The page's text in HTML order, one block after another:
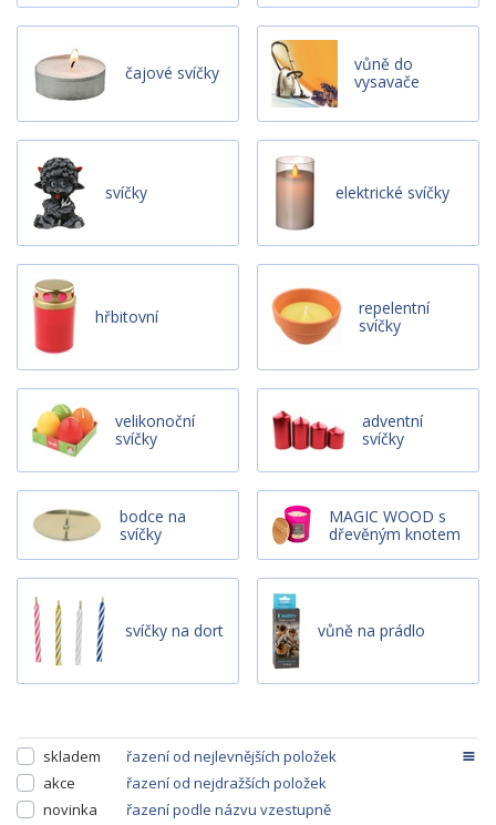
čajové svíčky
vůně do
vysavače
svíčky elektrické svíčky
hřbitovní
repelentní
svíčky
velikonoční
svíčky
adventní
svíčky
bodce na
svíčky
MAGIC WOOD s
dřevěným knotem
svíčky na dort vůně na prádlo
skladem
akce
novinka
řazení od nejlevnějších položek
řazení od nejdražších položek
řazení podle názvu vzestupně